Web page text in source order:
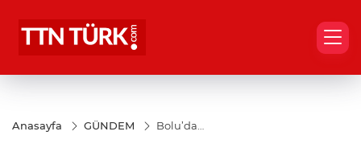
Anasayfa GÜNDEM
Bolu’da